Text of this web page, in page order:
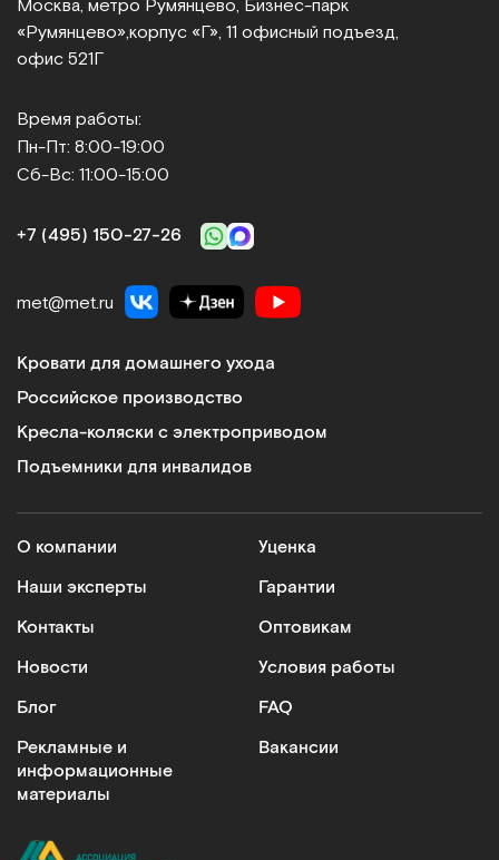
Москва, метро Румянцево, Бизнес‑парк
«Румянцево», корпус «Г», 11 офисный подъезд,
офис 521Г
Время работы:
Пн-Пт: 8:00-19:00
Сб-Вс: 11:00-15:00
+7 (495) 150‑27‑26
met@met.ru
Кровати для домашнего ухода
Российское производство
Кресла-коляски с электроприводом
Подъемники для инвалидов
О компании
Наши эксперты
Контакты
Новости
Блог
Рекламные и
информационные
материалы
Уценка
Гарантии
Оптовикам
Условия работы
FAQ
Вакансии